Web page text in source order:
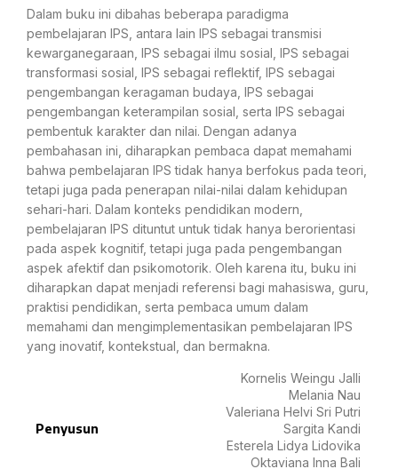
Dalam buku ini dibahas beberapa paradigma
pembelajaran IPS, antara lain IPS sebagai transmisi
kewarganegaraan, IPS sebagai ilmu sosial, IPS sebagai
transformasi sosial, IPS sebagai reflektif, IPS sebagai
pengembangan keragaman budaya, IPS sebagai
pengembangan keterampilan sosial, serta IPS sebagai
pembentuk karakter dan nilai. Dengan adanya
pembahasan ini, diharapkan pembaca dapat memahami
bahwa pembelajaran IPS tidak hanya berfokus pada teori,
tetapi juga pada penerapan nilai-nilai dalam kehidupan
sehari-hari. Dalam konteks pendidikan modern,
pembelajaran IPS dituntut untuk tidak hanya berorientasi
pada aspek kognitif, tetapi juga pada pengembangan
aspek afektif dan psikomotorik. Oleh karena itu, buku ini
diharapkan dapat menjadi referensi bagi mahasiswa, guru,
praktisi pendidikan, serta pembaca umum dalam
memahami dan mengimplementasikan pembelajaran IPS
yang inovatif, kontekstual, dan bermakna.
Penyusun
Kornelis Weingu Jalli
Melania Nau
Valeriana Helvi Sri Putri
Sargita Kandi
Esterela Lidya Lidovika
Oktaviana Inna Bali